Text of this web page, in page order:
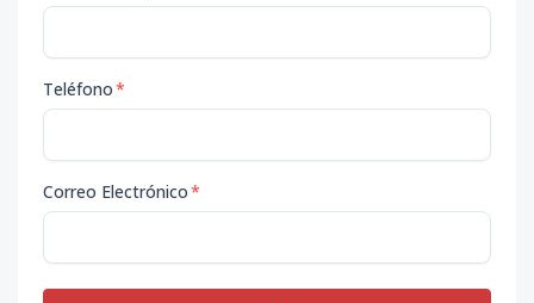
Teléfono*
Correo Electrónico*